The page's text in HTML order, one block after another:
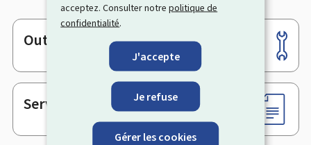
acceptez. Consulter notrepolitique de
confidentialité.
J'accepte
Je refuse
Gérer les cookies
Pied
de
page
Outils
Services en ligne & Formulaires